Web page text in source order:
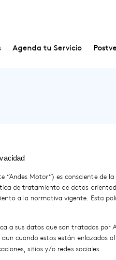
Agenda tu Servicio
“Andes Motor”) es consciente
de tratamiento de datos
a la normativa vigente. Esta
a sus datos que son tratados
cuando estos están enlazados
sitios y/o redes sociales.